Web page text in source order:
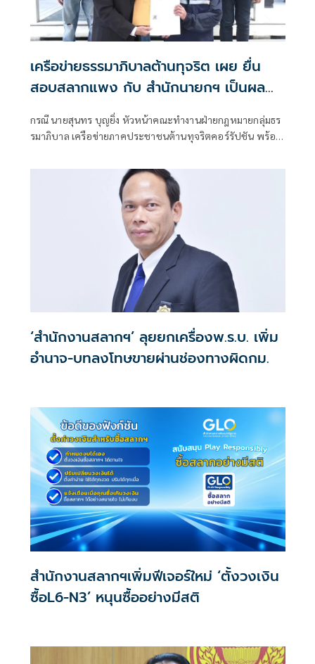
เครือข่ายธรรมาภิบาลต้านทุจริต เผย ยื่น
สอบสลากแพง กับ สำนักนายกฯ เป็นผล
แล้ว สั่งกระทรวงคลังสอบข้อเท็จจริง
จับตา 'เอกนิติ' รมว.คลัง ดำเนินการต่อ
กรณี นายสุนทร บุญยิ่ง หัวหน้าคณะทำงานฝ่ายกฎหมายกลุ่มธร
รมาภิบาล เครือข่ายภาคประชาชนต้านทุจริตคอร์รัปชัน พร้อม
หนังสือร้องเรียนถึงนายกรัฐมนตรี ขอให้ตรวจสอบการปฏิบัติ
หน้าที่ของสำนักงานสลากกินแบ่งรัฐบาล กรณีการจัดสรรโควตา
สลากกินแบ่งรัฐบาลที่ไม่เป็นธรรม
‘สำนักงานสลากฯ’ ลุยยกเครื่องพ.ร.บ. เพิ่ม
อำนาจ-บทลงโทษขายผ่านช่องทางผิดกม.
สำนักงานสลากฯเพิ่มฟีเจอร์ใหม่ ‘ตั้งวงเงิน
ซื้อL6-N3’ หนุนซื้ออย่างมีสติ